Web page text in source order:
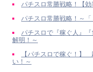
パチスロ常勝戦略！【効
パチスロ常勝戦略！～
パチスロで『稼ぐ人』
解明！～
【パチスロで稼ぐ！
い！～